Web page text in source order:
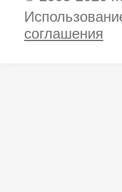
соглашения